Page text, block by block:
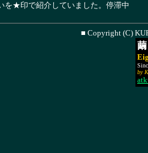
を★印で紹介していました。停滞中
■ Copyright (C)
繭
by